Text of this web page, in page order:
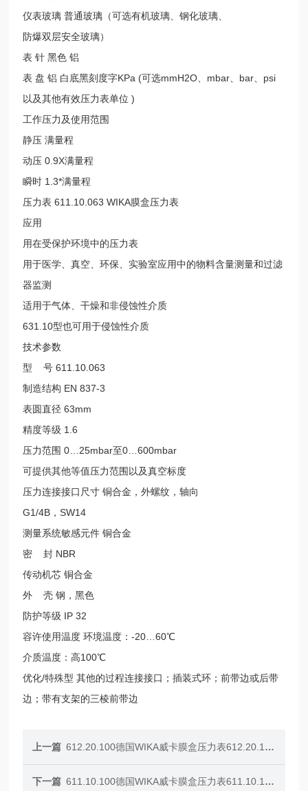
仪表玻璃 普通玻璃（可选有机玻璃、钢化玻璃、
防爆双层安全玻璃）
表 针 黑色 铝
表 盘 铝 白底黑刻度字KPa (可选mmH2O、mbar、bar、psi
以及其他有效压力表单位 )
工作压力及使用范围
静压 满量程
动压 0.9X满量程
瞬时 1.3*满量程
压力表 611.10.063 WIKA膜盒压力表
应用
用在受保护环境中的压力表
用于医学、真空、环保、实验室应用中的物料含量测量和过滤
器监测
适用于气体、干燥和非侵蚀性介质
631.10型也可用于侵蚀性介质
技术参数
型 号 611.10.063
制造结构 EN 837-3
表圆直径 63mm
精度等级 1.6
压力范围 0…25mbar至0…600mbar
可提供其他等值压力范围以及真空标度
压力连接接口尺寸 铜合金，外螺纹，轴向
G1/4B，SW14
测量系统敏感元件 铜合金
密 封 NBR
传动机芯 铜合金
外 壳 钢，黑色
防护等级 IP 32
容许使用温度 环境温度：-20…60℃
介质温度：高100℃
优化/特殊型 其他的过程连接接口；插装式环；前带边或后带
边；带有支架的三棱前带边
上一篇 612.20.100德国WIKA威卡膜盒压力表612.20.100
下一篇 611.10.100德国WIKA威卡膜盒压力表611.10.100